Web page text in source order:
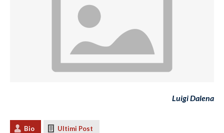
Luigi Dalena
Bio Ultimi Post